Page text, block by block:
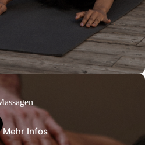
Mehr Infos